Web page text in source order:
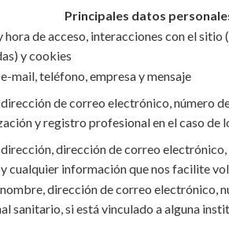
Principales datos
hora de acceso, interacciones con el sitio
y cookies
mail, teléfono, empresa y mensaje
de correo electrónico, número
y registro profesional en el caso de
dirección de correo
cualquier información que nos facilite
nombre, dirección de correo electrónico,
sanitario, si está vinculado a alguna